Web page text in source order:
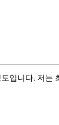
입니다. 저는